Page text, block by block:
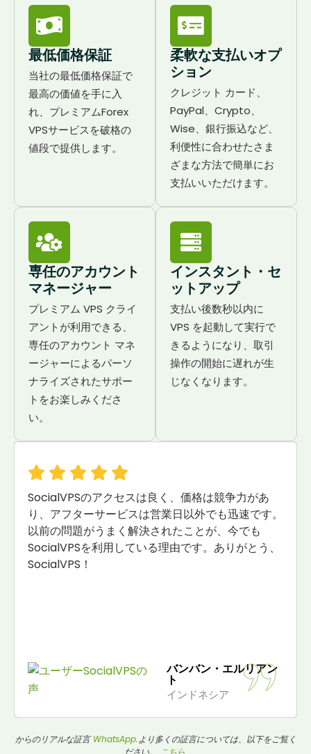
最低価格保証
当社の最低価格保証で
最高の価値を手に入
れ、プレミアムForex
VPSサービスを破格の
値段で提供します。
柔軟な支払いオプ
ション
クレジット カード、
PayPal、Crypto、
Wise、銀行振込など、
利便性に合わせたさま
ざまな方法で簡単にお
支払いいただけます。
専任のアカウント
マネージャー
プレミアム VPS クライ
アントが利用できる、
専任のアカウント マネ
ージャーによるパーソ
ナライズされたサポー
トをお楽しみくださ
い。
インスタント・セ
ットアップ
支払い後数秒以内に
VPS を起動して実行で
きるようになり、取引
操作の開始に遅れが生
じなくなります。
SocialVPSのアクセスは良く、価格は競争力があ
り、アフターサービスは営業日以外でも迅速です。
以前の問題がうまく解決されたことが、今でも
SocialVPSを利用している理由です。ありがとう、
SocialVPS！
バンバン・エルリアン
ト
インドネシア
からのリアルな証言WhatsApp.より多くの証言については、以下をご覧く